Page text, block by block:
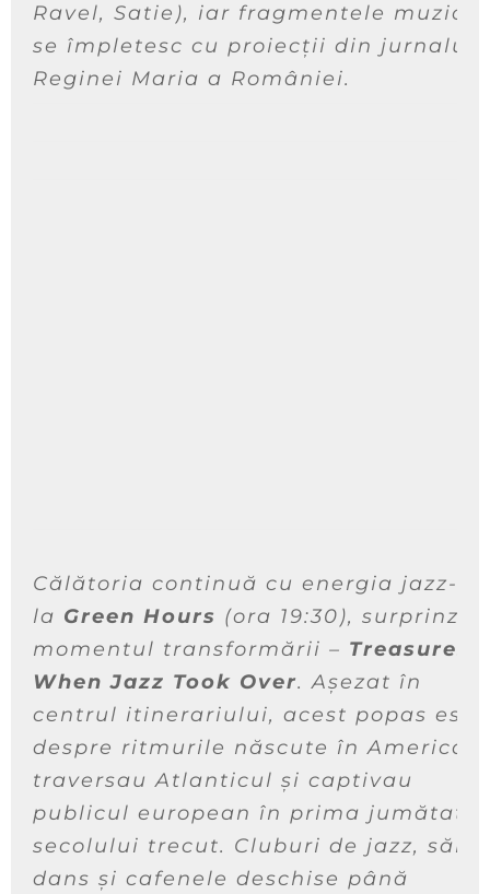
Ravel, Satie), iar fragmentele
se împletesc cu proiecții din jurnalul
Reginei Maria a României.
Călătoria continuă cu energia jazz-
la Green Hours (ora 19:30),
momentul transformării – Treasures
When Jazz Took Over. Așezat în
centrul itinerariului, acest popas este
despre ritmurile născute în America
traversau Atlanticul și captivau
publicul european în prima jumătate
secolului trecut. Cluburi de jazz, săli
dans și cafenele deschise până